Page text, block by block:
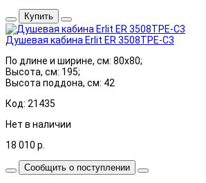
Купить
Душевая кабина Erlit ER 3508TPE-C3
По длине и ширине, см: 80x80;
Высота, см: 195;
Высота поддона, см: 42
Код: 21435
Нет в наличии
18 010 р.
Сообщить о поступлении